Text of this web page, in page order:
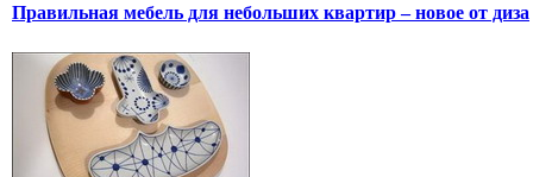
Правильная мебель для небольших квартир – новое от диза